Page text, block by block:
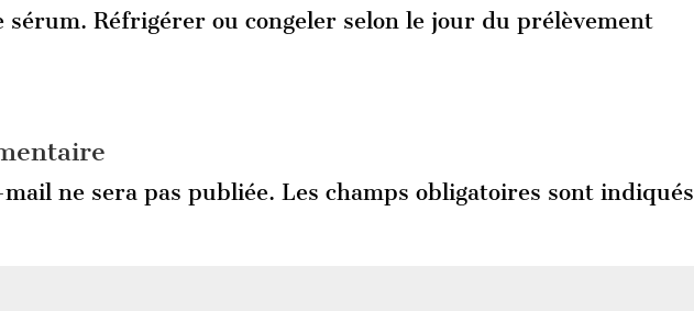
sérum. Réfrigérer ou congeler selon le jour du prélèvement
ne sera pas publiée. Les champs obligatoires sont indiqués